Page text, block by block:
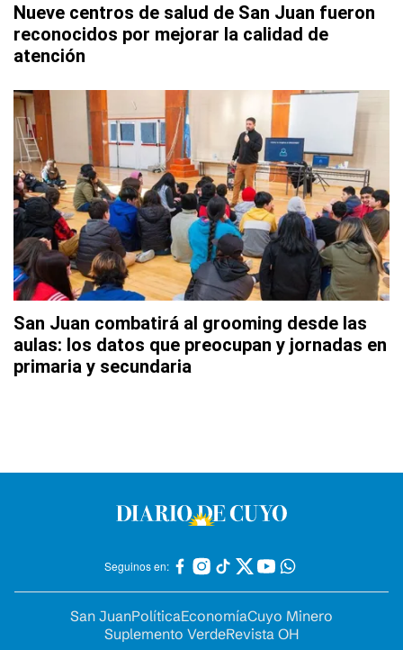
Nueve centros de salud de San Juan fueron
reconocidos por mejorar la calidad de
atención
San Juan combatirá al grooming desde las
aulas: los datos que preocupan y jornadas en
primaria y secundaria
Seguinos en:
San JuanPolíticaEconomíaCuyo Minero
Suplemento VerdeRevista OH